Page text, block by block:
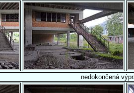
nedokončená